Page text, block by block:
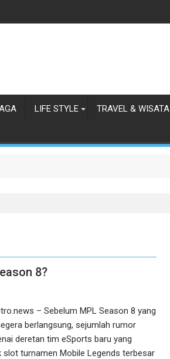
LIFE STYLE TRAVEL & WISATA
8?
– Sebelum MPL Season 8 yang
berlangsung, sejumlah rumor
deretan tim eSports baru yang
slot turnamen Mobile Legends terbesar